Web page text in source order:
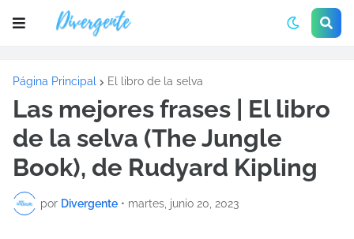
Página Principal El libro de la selva
Las mejores frases | El libro
de la selva (The Jungle
Book), de Rudyard Kipling
por Divergente • martes, junio 20, 2023